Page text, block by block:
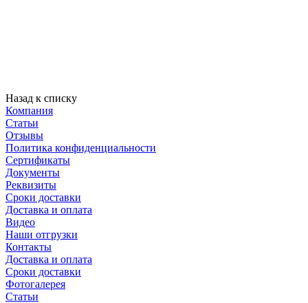
Назад к списку
Компания
Статьи
Отзывы
Политика конфиденциальности
Сертификаты
Документы
Реквизиты
Сроки доставки
Доставка и оплата
Видео
Наши отгрузки
Контакты
Доставка и оплата
Сроки доставки
Фотогалерея
Статьи